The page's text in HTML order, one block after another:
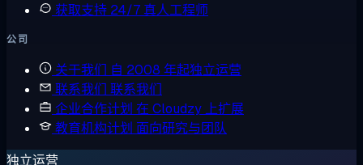
获取支持 24/7 真人工程师
公司
关于我们 自 2008 年起独立运营
联系我们 联系我们
企业合作计划 在 Cloudzy 上扩展
教育机构计划 面向研究与团队
独立运营